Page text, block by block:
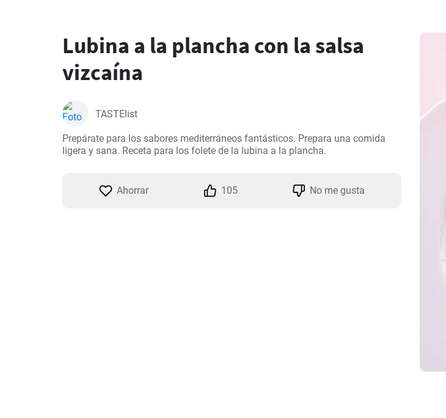
Lubina a la plancha con la salsa
vizcaína
TASTElist
Prepárate para los sabores mediterráneos fantásticos. Prepara una comida
ligera y sana. Receta para los folete de la lubina a la plancha.
Ahorrar 105 No me gusta